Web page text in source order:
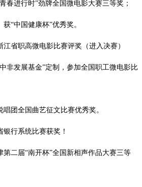
春进行时”劲牌全国微电影大赛三等奖；
获“中国健康杯”优秀奖。
省职高微电影比赛评奖（进入决赛）
非发展基金”定制，参加全国职工微电影比
团全国曲艺征文比赛优秀奖。
行系统比赛获奖！
第二届“南开杯”全国新相声作品大赛三等